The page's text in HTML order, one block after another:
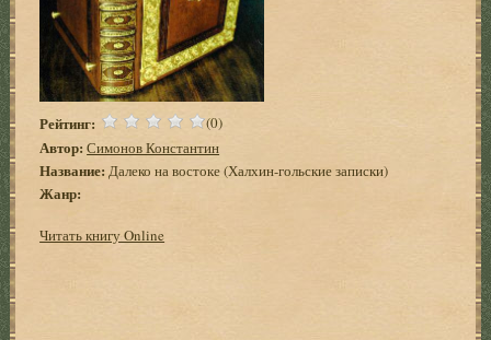
Рейтинг: (0)
Автор: Симонов Константин
Название: Далеко на востоке (Халхин-гольские записки)
Жанр:
Читать книгу Online